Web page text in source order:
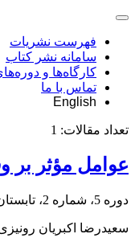
فهرست نشریات
سامانه نشر کتاب
کارگاه‌ها و
تماس با ما
English
تعداد مقالات: 1
عوامل مؤثر
دوره 5، شماره 2، تابستان 1397، صفحه
سعیدرضا اکبریان